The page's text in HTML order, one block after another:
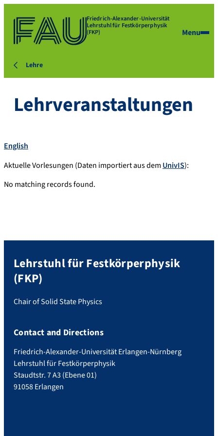
Friedrich-Alexander-Universität
Lehrstuhl für Festkörperphysik
(FKP) Menu
Lehre
Lehrveranstaltungen
English
Aktuelle Vorlesungen (Daten importiert aus dem UnivIS):
No matching records found.
Lehrstuhl für Festkörperphysik
(FKP)
Chair of Solid State Physics
Contact and Directions
Friedrich-Alexander-Universität Erlangen-Nürnberg
Lehrstuhl für Festkörperphysik
Staudtstr. 7 A3 (Ebene 01)
91058 Erlangen